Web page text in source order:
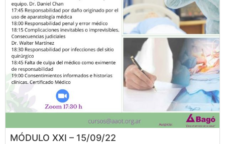
MÓDULO XXI – 15/09/22